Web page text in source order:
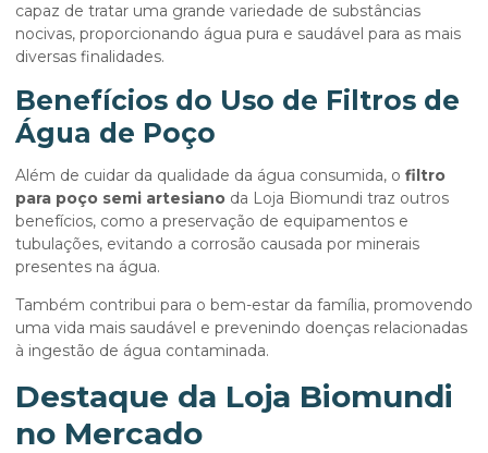
capaz de tratar uma grande variedade de substâncias
nocivas, proporcionando água pura e saudável para as mais
diversas finalidades.
Benefícios do Uso de Filtros de
Água de Poço
Além de cuidar da qualidade da água consumida, o filtro
para poço semi artesiano da Loja Biomundi traz outros
benefícios, como a preservação de equipamentos e
tubulações, evitando a corrosão causada por minerais
presentes na água.
Também contribui para o bem-estar da família, promovendo
uma vida mais saudável e prevenindo doenças relacionadas
à ingestão de água contaminada.
Destaque da Loja Biomundi
no Mercado